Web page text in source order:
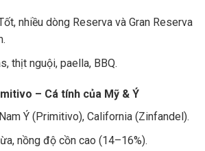
nhiều dòng Reserva và Gran Reserva
thịt nguội, paella, BBQ.
– Cá tính của Mỹ & Ý
Nam Ý (Primitivo), California (Zinfandel).
nồng độ cồn cao (14–16%).